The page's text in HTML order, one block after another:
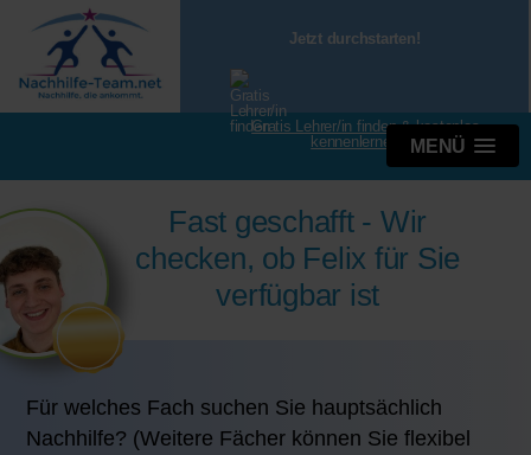
Jetzt durchstarten!
Gratis Lehrer/in finden & kostenlos
kennenlernen
MENÜ
Fast geschafft - Wir
checken, ob Felix für Sie
verfügbar ist
Für welches Fach suchen Sie hauptsächlich
Nachhilfe? (Weitere Fächer können Sie flexibel